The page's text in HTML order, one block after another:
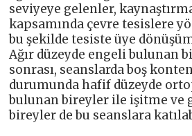
seviyeye gelenler,
kapsamında çevre tesislere
bu şekilde tesiste üye
Ağır düzeyde engeli bulunan
sonrası, seanslarda boş
durumunda hafif düzeyde
bulunan bireyler ile işitme ve
bireyler de bu seanslara